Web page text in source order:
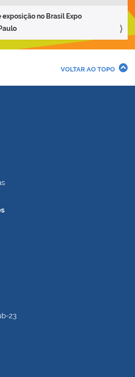
no Brasil Expo
VOLTAR AO TOPO
23